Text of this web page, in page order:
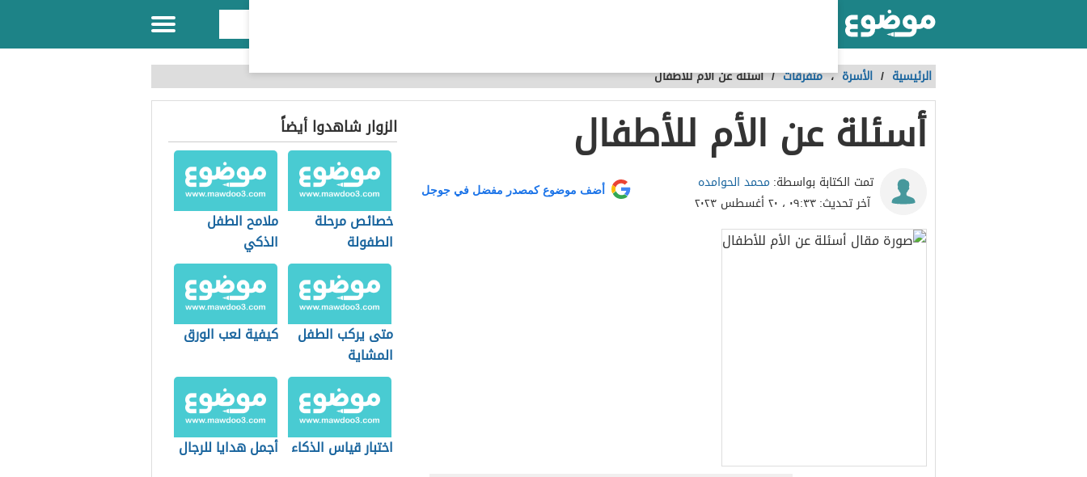
الرئيسية / الأسرة ،متفرقات /أسئلة عن الأم للأطفال
أسئلة عن الأم للأطفال
تمت الكتابة بواسطة: محمد الحوامده
آخر تحديث:٠٩:٣٣ ، ٢٠ أغسطس ٢٠٢٣
أضف موضوع كمصدر مفضل في جوجل
الزوار شاهدوا أيضاً
خصائص مرحلة
الطفولة
ملامح الطفل
الذكي
متى يركب الطفل
المشاية
كيفية لعب الورق
اختبار قياس الذكاء أجمل هدايا للرجال